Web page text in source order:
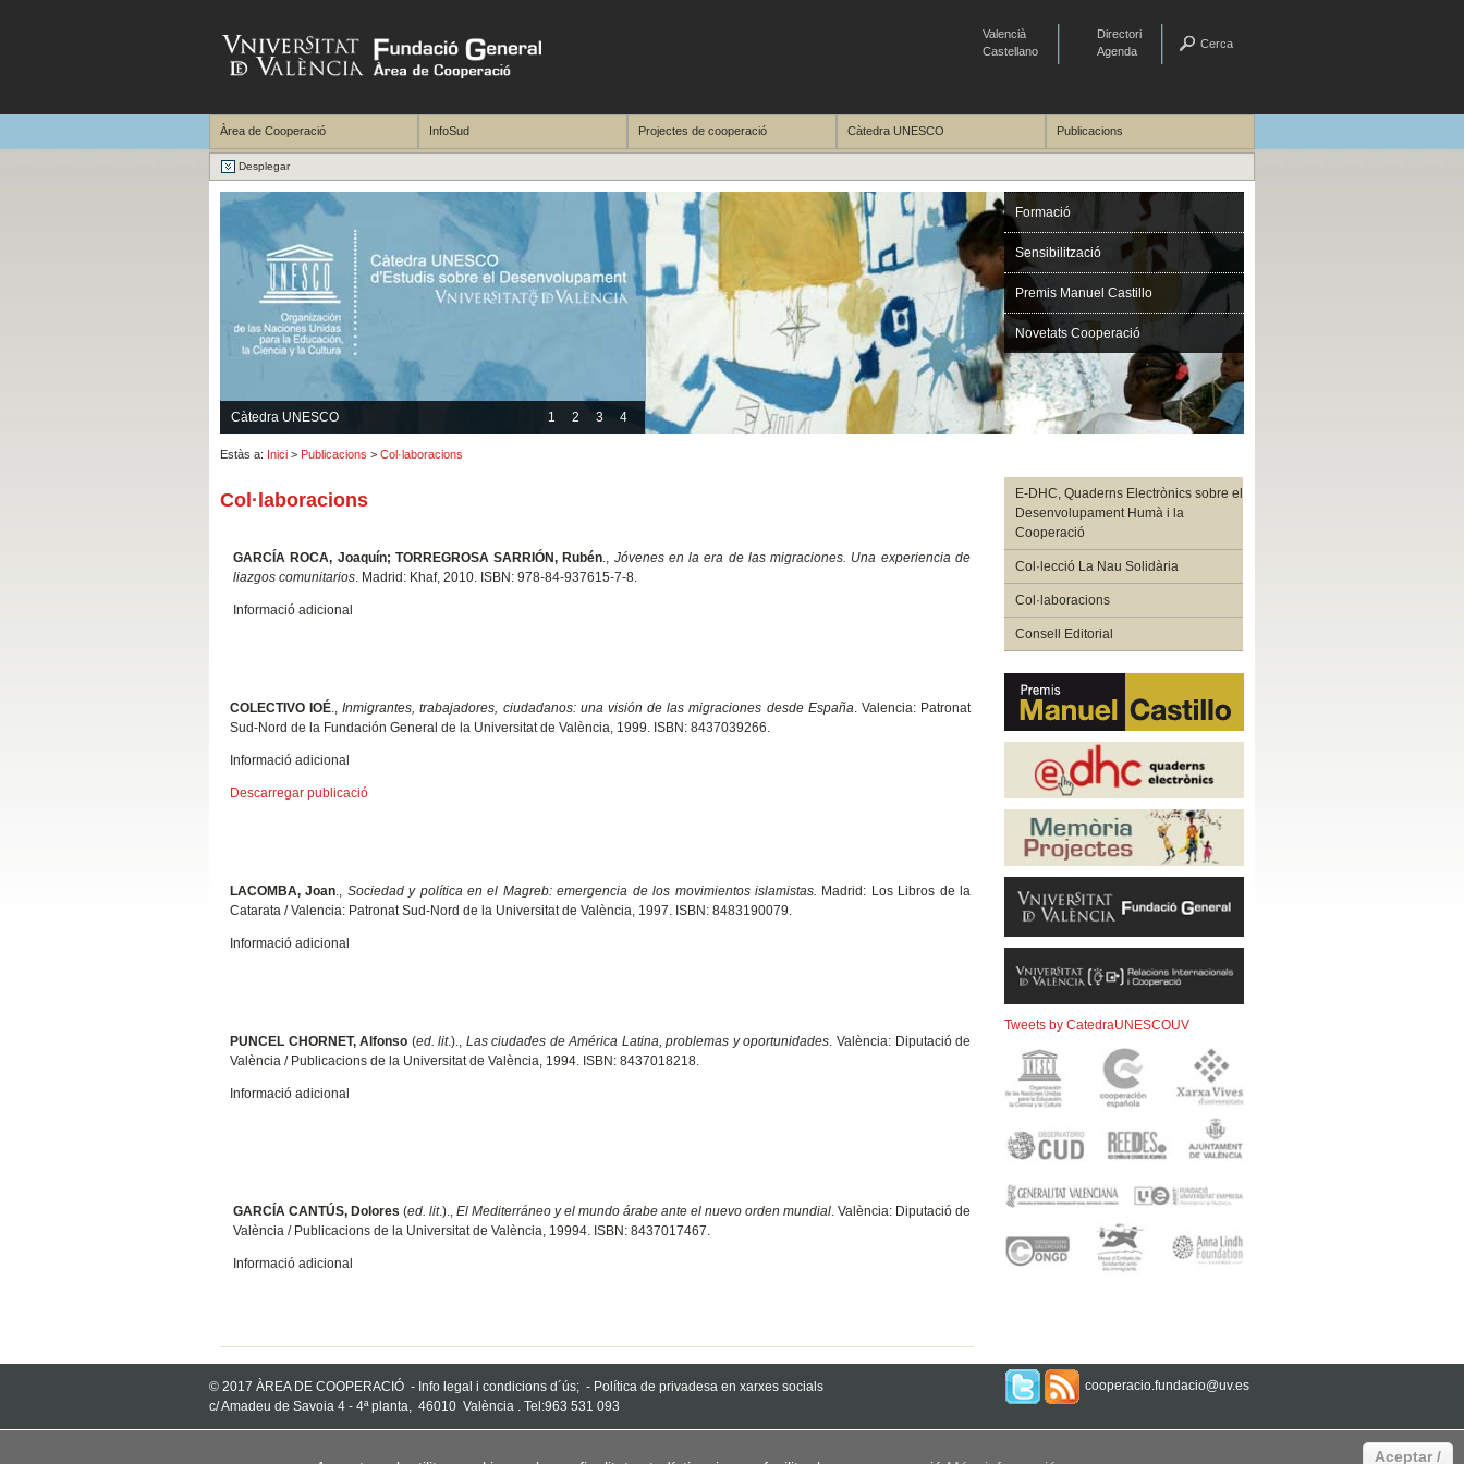
Valencià
Castellano
Directori
Agenda
Cerca
Àrea de Cooperació InfoSud Projectes de cooperació Càtedra UNESCO Publicacions
Desplegar
Càtedra UNESCO 1 2 3 4
Formació
Sensibilització
Premis Manuel Castillo
Novetats Cooperació
Estàs a: Inici > Publicacions > Col·laboracions
Col·laboracions
GARCÍA ROCA, Joaquín; TORREGROSA SARRIÓN, Rubén., Jóvenes en la era de las migraciones. Una experiencia de
liazgos comunitarios. Madrid: Khaf, 2010. ISBN: 978-84-937615-7-8.
Informació adicional
COLECTIVO IOÉ.,Inmigrantes, trabajadores, ciudadanos: una visión de las migraciones desde España. Valencia: Patronat
Sud-Nord de la Fundación General de la Universitat de València, 1999. ISBN: 8437039266.
Informació adicional
Descarregar publicació
LACOMBA, Joan., Sociedad y política en el Magreb: emergencia de los movimientos islamistas. Madrid: Los Libros de la
Catarata / Valencia: Patronat Sud-Nord de la Universitat de València, 1997. ISBN: 8483190079.
Informació adicional
PUNCEL CHORNET, Alfonso (ed. lit.)., Las ciudades de América Latina, problemas y oportunidades. València: Diputació de
València / Publicacions de la Universitat de València, 1994. ISBN: 8437018218.
Informació adicional
GARCÍA CANTÚS, Dolores (ed. lit.)., El Mediterráneo y el mundo árabe ante el nuevo orden mundial. València: Diputació de
València / Publicacions de la Universitat de València, 19994. ISBN: 8437017467.
Informació adicional
E-DHC, Quaderns Electrònics sobre el
Desenvolupament Humà i la
Cooperació
Col·lecció La Nau Solidària
Col·laboracions
Consell Editorial
Tweets by CatedraUNESCOUV
© 2017 ÀREA DE COOPERACIÓ - Info legal i condicions d´ús; - Política de privadesa en xarxes socials
c/ Amadeu de Savoia 4 - 4ª planta, 46010 València . Tel:963 531 093
cooperacio.fundacio@uv.es
Aceptar /